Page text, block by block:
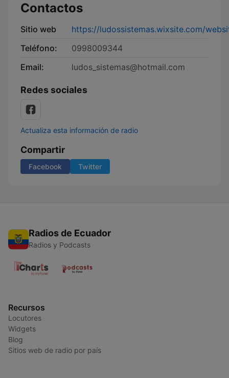
Contactos
Sitio web
https://ludossistemas.wixsite.com/
Teléfono:
0998009344
Email:
ludos_sistemas@hotmail.com
Redes sociales
Actualiza esta información de radio
Compartir
Facebook Twitter
Radios de Ecuador
Radios y Podcasts
Recursos
Locutores
Widgets
Blog
Sitios web de radio por país